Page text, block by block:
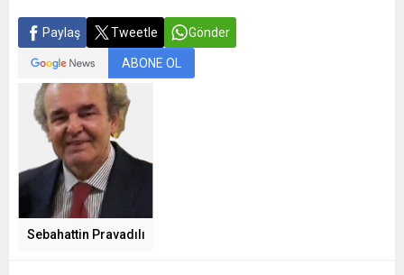
Paylaş Tweetle Gönder
ABONE OL
Sebahattin Pravadılı